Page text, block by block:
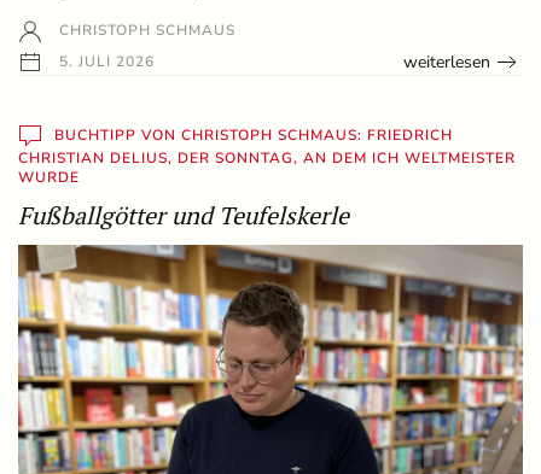
CHRISTOPH SCHMAUS
5. JULI 2026
weiterlesen
BUCHTIPP VON CHRISTOPH SCHMAUS: FRIEDRICH
CHRISTIAN DELIUS, DER SONNTAG, AN DEM ICH WELTMEISTER
WURDE
Fußballgötter und Teufelskerle